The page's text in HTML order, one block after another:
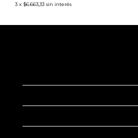
3 x $6.663,33 sin interés